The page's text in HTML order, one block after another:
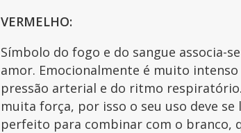
VERMELHO:
Símbolo do fogo e do sangue associa-
amor. Emocionalmente é muito
pressão arterial e do ritmo
muita força, por isso o seu uso deve
perfeito para combinar com o branco,